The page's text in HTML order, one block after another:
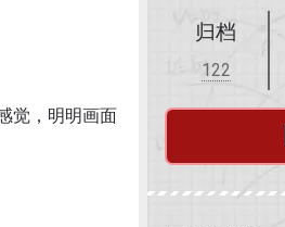
觉，明明画面
归档
122